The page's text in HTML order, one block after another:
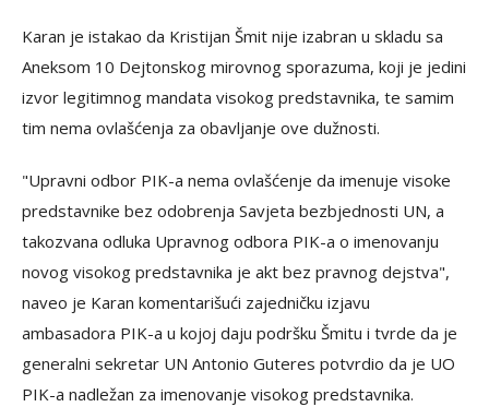
Karan je istakao da Kristijan Šmit nije izabran u skladu sa
Aneksom 10 Dejtonskog mirovnog sporazuma, koji je jedini
izvor legitimnog mandata visokog predstavnika, te samim
tim nema ovlašćenja za obavljanje ove dužnosti.
"Upravni odbor PIK-a nema ovlašćenje da imenuje visoke
predstavnike bez odobrenja Savjeta bezbjednosti UN, a
takozvana odluka Upravnog odbora PIK-a o imenovanju
novog visokog predstavnika je akt bez pravnog dejstva",
naveo je Karan komentarišući zajedničku izjavu
ambasadora PIK-a u kojoj daju podršku Šmitu i tvrde da je
generalni sekretar UN Antonio Guteres potvrdio da je UO
PIK-a nadležan za imenovanje visokog predstavnika.